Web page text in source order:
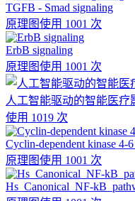
TGFB - Smad signaling
原理图使用 1001 次
ErbB signaling
原理图使用 1001 次
人工智能驱动的智能医疗
使用 1019 次
Cyclin-dependent kinase 4-
原理图使用 1001 次
Hs_Canonical_NF-